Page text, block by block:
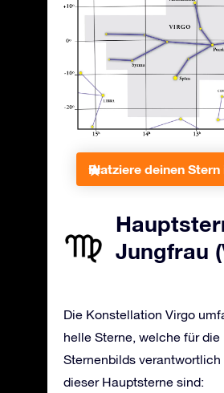
Platziere deinen Stern
Jungfrau
Die Konstellation Virgo
helle Sterne, welche für die
Sternenbilds verantwortlich
dieser Hauptsterne sind: